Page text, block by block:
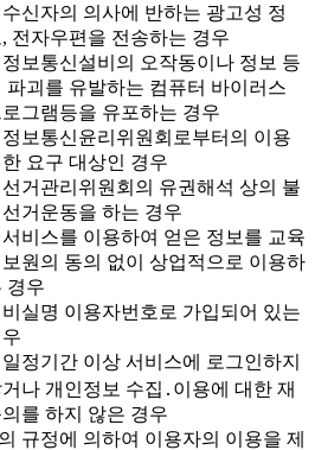
수신자의 의사에 반하는 광고성 정
, 전자우편을 전송하는 경우
정보통신설비의 오작동이나 정보 등
파괴를 유발하는 컴퓨터 바이러스
로그램등을 유포하는 경우
정보통신윤리위원회로부터의 이용
요구 대상인 경우
선거관리위원회의 유권해석 상의 불
거운동을 하는 경우
서비스를 이용하여 얻은 정보를 교육
보원의 동의 없이 상업적으로 이용하
경우
비실명 이용자번호로 가입되어 있는
일정기간 이상 서비스에 로그인하지
나 개인정보 수집․이용에 대한 재
를 하지 않은 경우
규정에 의하여 이용자의 이용을 제